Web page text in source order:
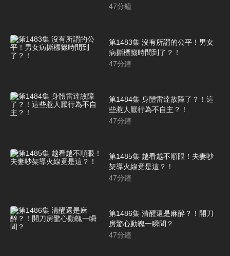
47分鐘
第1483集 沒有所謂的公平！男女
病撕標籤時間到了？！
47分鐘
第1484集 身體雷達故障了？！這
些惹人厭行為不自主？！
47分鐘
第1485集 越看越不順眼！夫妻吵
架導火線竟是這？！
47分鐘
第1486集 清醒還是麻醉？！開刀
房驚心動魄一瞬間？
47分鐘